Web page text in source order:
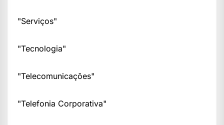
"Serviços"
"Tecnologia"
"Telecomunicações"
"Telefonia Corporativa"